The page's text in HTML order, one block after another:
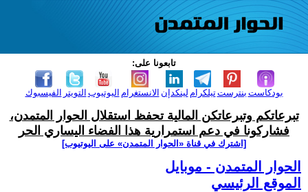
تابعونا على:
الفيسبوك التويتر اليوتيوب الانستغرام لينكدإن تيلكرامبنترست بودكاست
تبرعاتكم وتبرعاتكن المالية تحفظ استقلال الحوار المتمدن،
فشاركونا في دعم استمرارية هذا الفضاء اليساري الحر
[اشترك في قناة ‫«الحوار المتمدن» على اليوتيوب]
الحوار المتمدن - موبايل
الموقع الرئيسي